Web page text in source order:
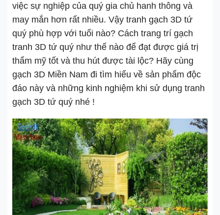
việc sự nghiệp của quý gia chủ hanh thông và
may mắn hơn rất nhiều. Vậy tranh gạch 3D tứ
quý phù hợp với tuổi nào? Cách trang trí gạch
tranh 3D tứ quý như thế nào để đạt được giá trị
thẩm mỹ tốt và thu hút được tài lộc? Hãy cùng
gạch 3D Miền Nam đi tìm hiểu về sản phẩm độc
đáo này và những kinh nghiệm khi sử dụng tranh
gạch 3D tứ quý nhé !